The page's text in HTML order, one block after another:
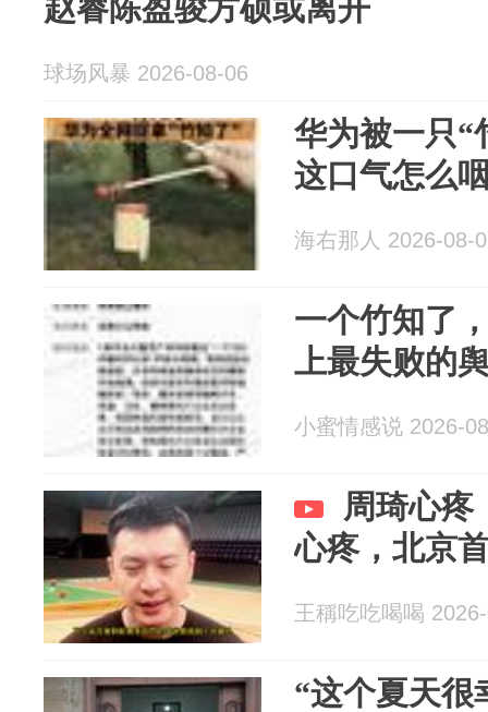
赵睿陈盈骏方硕或离开
球场风暴 2026-08-06
华为被一只“
这口气怎么
海右那人 2026-08-
一个竹知了
上最失败的
小蜜情感说 2026-
周琦心疼
心疼，北京
王稱吃吃喝喝
“这个夏天很